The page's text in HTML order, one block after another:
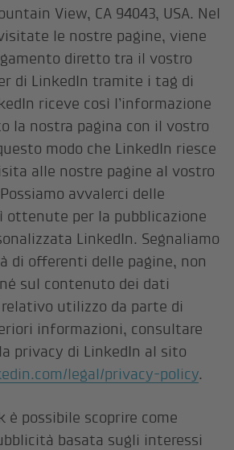
View, CA 94043, USA. Nel
le nostre pagine, viene
diretto tra il vostro
di LinkedIn tramite i tag di
riceve così l’informazione
la nostra pagina con il vostro
modo che LinkedIn riesce
alle nostre pagine al vostro
avvalerci delle
ottenute per la pubblicazione
LinkedIn. Segnaliamo
di offerenti delle pagine, non
sul contenuto dei dati
utilizzo da parte di
informazioni, consultare
privacy di LinkedIn al sito
legal/privacy-policy.
è possibile scoprire come
basata sugli interessi